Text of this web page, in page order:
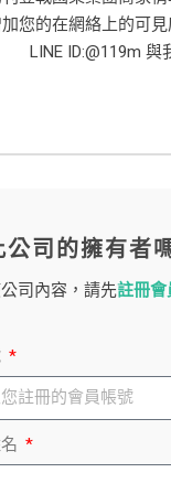
您的在網絡上的可
LINE ID:@119m
公司的擁有者
司內容，請先註冊會